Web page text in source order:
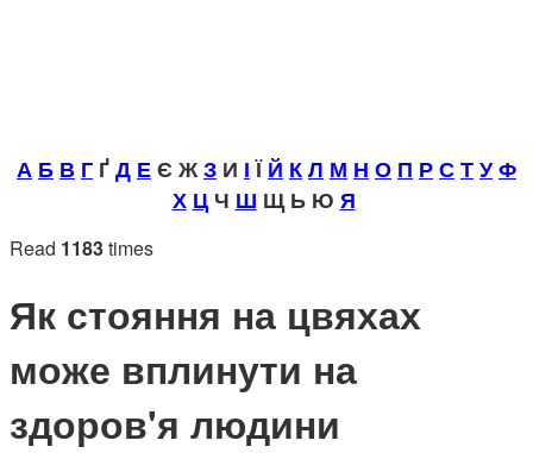
А Б В Г ҐД ЕЄ ЖЗ И ІЇЙ КЛ М Н О П РСТУФ
Х ЦЧ Ш Щ Ь Ю Я
Read 1183times
Як стояння на цвяхах
може вплинути на
здоров'я людини